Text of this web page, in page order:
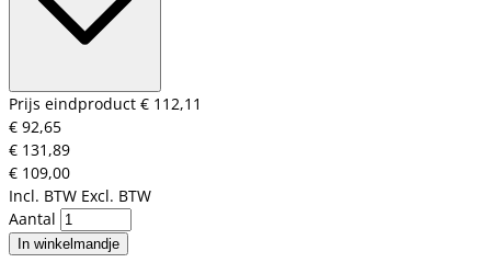
Prijs eindproduct € 112,11
€ 92,65
€ 131,89
€ 109,00
Incl. BTW Excl. BTW
Aantal
In winkelmandje